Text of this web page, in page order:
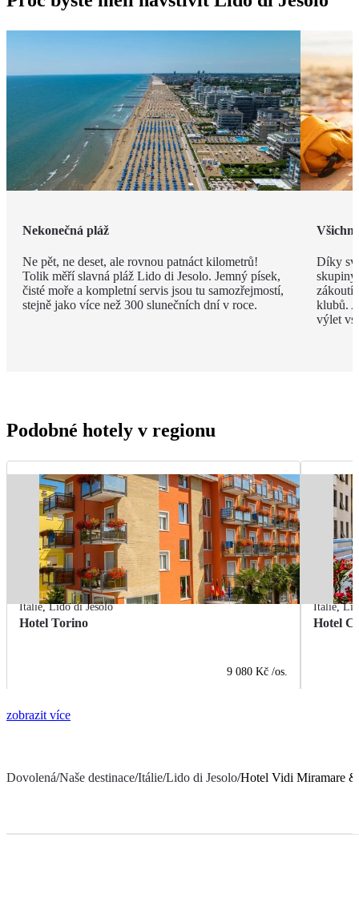
Nekonečná pláž
Ne pět, ne deset, ale rovnou patnáct kilometrů!
Tolik měří slavná pláž Lido di Jesolo. Jemný písek,
čisté moře a kompletní servis jsou tu samozřejmostí,
stejně jako více než 300 slunečních dní v roce.
Díky
zákoutí,
klubů.
výlet
Podobné hotely v regionu
Itálie,Lido di Jesolo
Hotel Torino
9 080 Kč /os.
Itálie,
Hotel
zobrazit více
Dovolená/Naše destinace/Itálie/Lido di Jesolo/Hotel Vidi Miramare